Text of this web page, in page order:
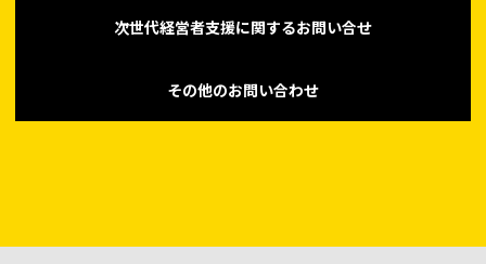
次世代経営者支援に関するお問い合せ
その他のお問い合わせ